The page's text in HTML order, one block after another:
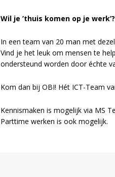
Wil je ’thuis komen op je werk’?
In een team van 20 man met
Vind je het leuk om mensen te
ondersteund worden door échte
Kom dan bij OBI! Hét ICT-Team
Kennismaken is mogelijk via MS
Parttime werken is ook mogelijk.